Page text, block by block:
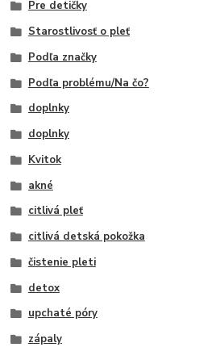
Pre detičky
Starostlivosť o pleť
Podľa značky
Podľa problému/Na čo?
doplnky
doplnky
Kvitok
akné
citlivá pleť
citlivá detská pokožka
čistenie pleti
detox
upchaté póry
zápaly